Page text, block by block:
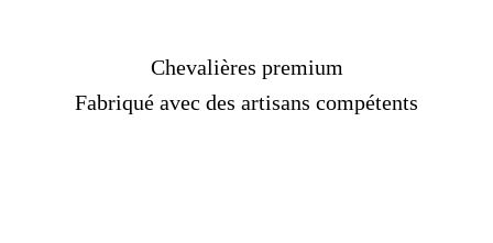
Chevalières premium
Fabriqué avec des artisans compétents